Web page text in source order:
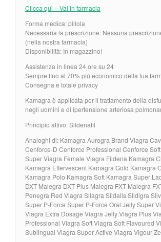
Clicca qui – Vai in farmacia
Forma medica: pillola
Necessaria la prescrizione: Nessuna
(nella nostra farmacia)
Disponibilità: In magazzino!
Assistenza in linea 24 ore su 24
Sempre fino al 70% più economico della tua
Consegna e totale privacy
Kamagra è applicata per il trattamento della
negli uomini e di ipertensione arteriosa
Principio attivo: Sildenafil
Analoghi di: Kamagra Aurogra Brand Viagra
Cenforce-D Cenforce Professional Cenforce
Super Viagra Female Viagra Fildena Kamagra
Kamagra Effervescent Kamagra Gold Kamagra
Kamagra Polo Kamagra Soft Kamagra Super
DXT Malegra DXT Plus Malegra FXT Malegra
Penegra Red Viagra Silagra Sildalis Sildigra
Super P-Force Super P-Force Oral Jelly Super
Viagra Extra Dosage Viagra Jelly Viagra Plus
Professional Viagra Soft Viagra Soft Flavoured
Sublingual Viagra Super Active Viagra Vigour